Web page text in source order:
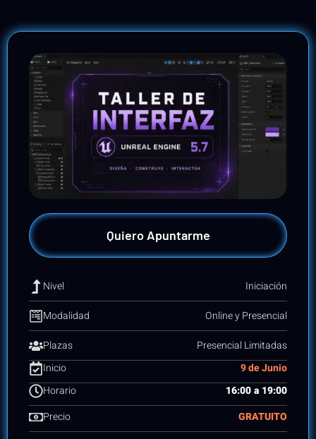
Quiero Apuntarme
Nivel Iniciación
Modalidad Online y Presencial
Plazas
Presencial Limitadas
Inicio
9 de Junio
Horario
16:00 a 19:00
Precio
GRATUITO